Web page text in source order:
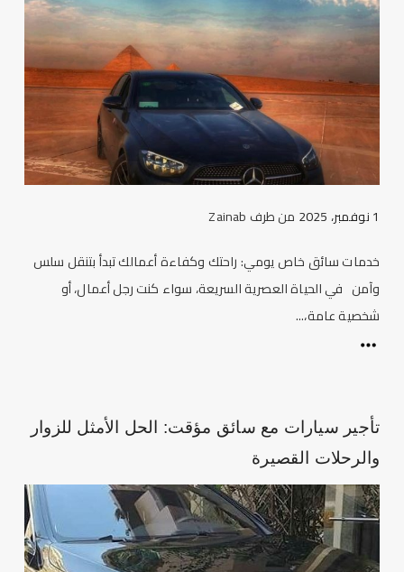
1 نوفمبر، 2025 من طرف Zainab
خدمات سائق خاص يومي: راحتك وكفاءة أعمالك تبدأ بتنقل سلس
وآمن في الحياة العصرية السريعة، سواء كنت رجل أعمال، أو
شخصية عامة،...
تأجير سيارات مع سائق مؤقت: الحل الأمثل للزوار
والرحلات القصيرة